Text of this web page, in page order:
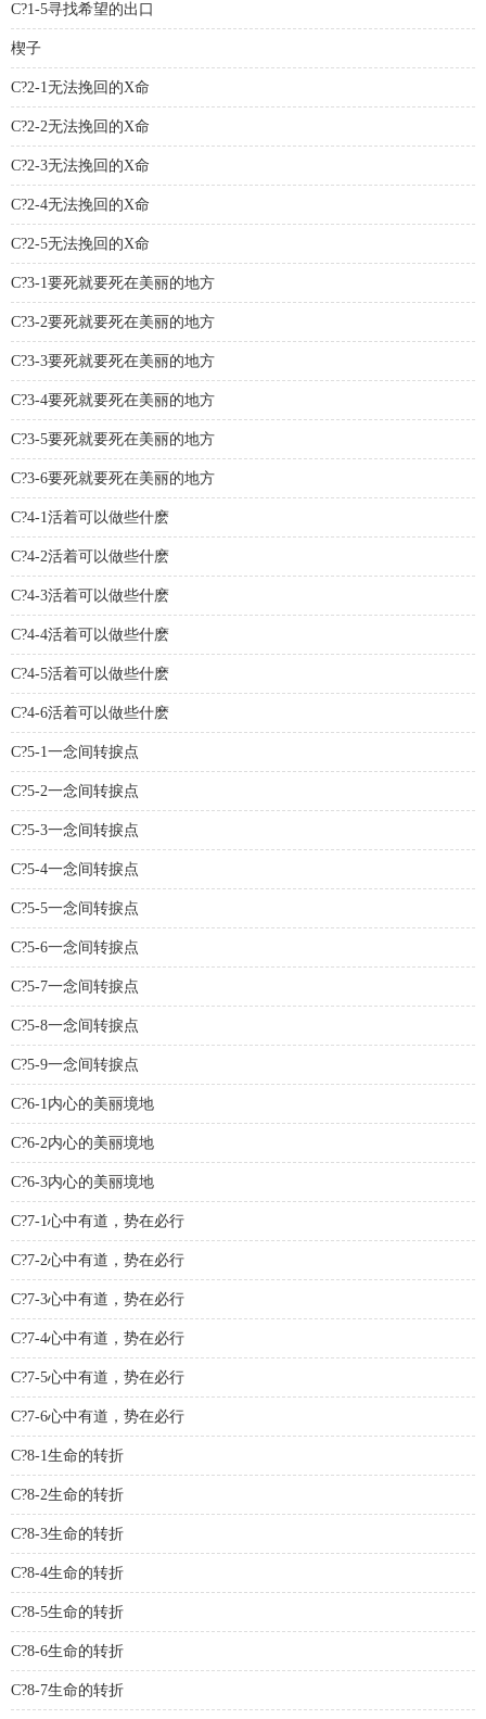
C?1-5寻找希望的出口
楔子
C?2-1无法挽回的X命
C?2-2无法挽回的X命
C?2-3无法挽回的X命
C?2-4无法挽回的X命
C?2-5无法挽回的X命
C?3-1要死就要死在美丽的地方
C?3-2要死就要死在美丽的地方
C?3-3要死就要死在美丽的地方
C?3-4要死就要死在美丽的地方
C?3-5要死就要死在美丽的地方
C?3-6要死就要死在美丽的地方
C?4-1活着可以做些什麽
C?4-2活着可以做些什麽
C?4-3活着可以做些什麽
C?4-4活着可以做些什麽
C?4-5活着可以做些什麽
C?4-6活着可以做些什麽
C?5-1一念间转捩点
C?5-2一念间转捩点
C?5-3一念间转捩点
C?5-4一念间转捩点
C?5-5一念间转捩点
C?5-6一念间转捩点
C?5-7一念间转捩点
C?5-8一念间转捩点
C?5-9一念间转捩点
C?6-1内心的美丽境地
C?6-2内心的美丽境地
C?6-3内心的美丽境地
C?7-1心中有道，势在必行
C?7-2心中有道，势在必行
C?7-3心中有道，势在必行
C?7-4心中有道，势在必行
C?7-5心中有道，势在必行
C?7-6心中有道，势在必行
C?8-1生命的转折
C?8-2生命的转折
C?8-3生命的转折
C?8-4生命的转折
C?8-5生命的转折
C?8-6生命的转折
C?8-7生命的转折